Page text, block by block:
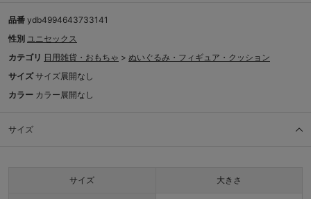
品番 ydb4994643733141
性別 ユニセックス
カテゴリ 日用雑貨・おもちゃ > ぬいぐるみ・フィギュア・クッション
サイズ サイズ展開なし
カラー カラー展開なし
サイズ
サイズ 大きさ